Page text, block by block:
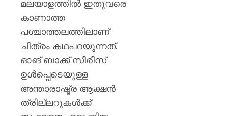
മലയാളത്തിൽ ഇതുവരെ
കാണാത്ത
പശ്ചാത്തലത്തിലാണ്
ചിത്രം കഥപറയുന്നത്.
ഓങ് ബാക്ക് സീരീസ്
ഉൾപ്പെടെയുള്ള
അന്താരാഷ്ട്ര ആക്ഷൻ
ത്രില്ലറുകൾക്ക്